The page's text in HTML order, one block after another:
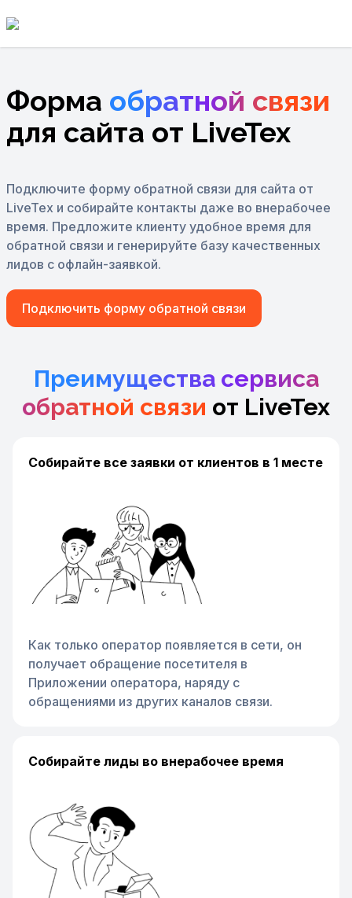
Форма обратной связи
для сайта от LiveTex
Подключите форму обратной связи для сайта от
LiveTex и собирайте контакты даже во внерабочее
время. Предложите клиенту удобное время для
обратной связи и генерируйте базу качественных
лидов с офлайн-заявкой.
Подключить форму обратной связи
Преимущества сервиса
обратной связи от LiveTex
Собирайте все заявки от клиентов в 1 месте
Как только оператор появляется в сети, он
получает обращение посетителя в
Приложении оператора, наряду с
обращениями из других каналов связи.
Собирайте лиды во внерабочее время